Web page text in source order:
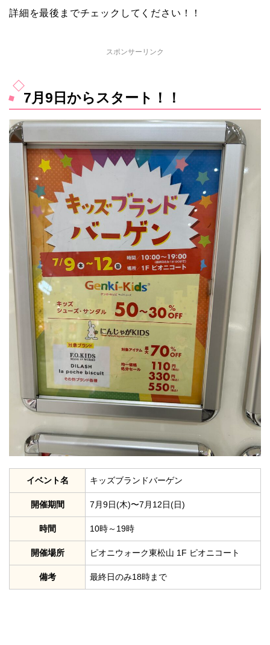
詳細を最後までチェックしてください！！
スポンサーリンク
7月9日からスタート！！
イベント名 キッズブランドバーゲン
開催期間 7月9日(木)〜7月12日(日)
時間 10時～19時
開催場所 ピオニウォーク東松山 1F ピオニコート
備考 最終日のみ18時まで